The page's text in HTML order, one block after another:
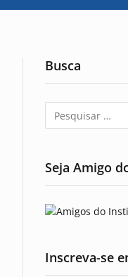
Busca
Seja Amigo
Inscreva-se